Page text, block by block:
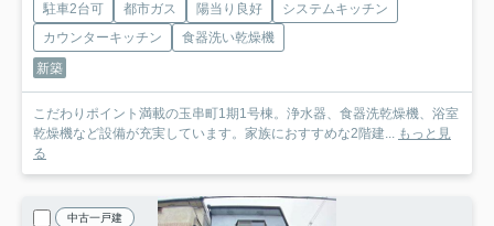
駐車2台可 都市ガス 陽当り良好
システムキッチン
カウンターキッチン
食器洗い乾燥機
新築
こだわりポイント満載の玉串町1期1号棟。浄水器、食器洗乾燥機、浴室
乾燥機など設備が充実しています。家族におすすめな2階建... もっと見
る
中古一戸建